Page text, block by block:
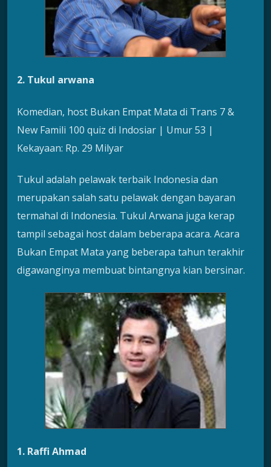
2. Tukul arwana
Komedian, host Bukan Empat Mata di Trans 7 &
New Famili 100 quiz di Indosiar | Umur 53 |
Kekayaan: Rp. 29 Milyar
Tukul adalah pelawak terbaik Indonesia dan
merupakan salah satu pelawak dengan bayaran
termahal di Indonesia. Tukul Arwana juga kerap
tampil sebagai host dalam beberapa acara. Acara
Bukan Empat Mata yang beberapa tahun terakhir
digawanginya membuat bintangnya kian bersinar.
1. Raffi Ahmad